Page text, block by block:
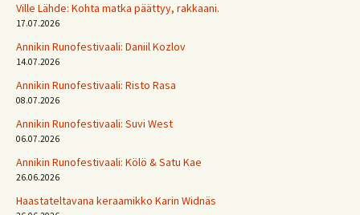
Ville Lähde: Kohta matka päättyy, rakkaani.
17.07.2026
Annikin Runofestivaali: Daniil Kozlov
14.07.2026
Annikin Runofestivaali: Risto Rasa
08.07.2026
Annikin Runofestivaali: Suvi West
06.07.2026
Annikin Runofestivaali: Kölö & Satu Kae
26.06.2026
Haastateltavana keraamikko Karin Widnäs